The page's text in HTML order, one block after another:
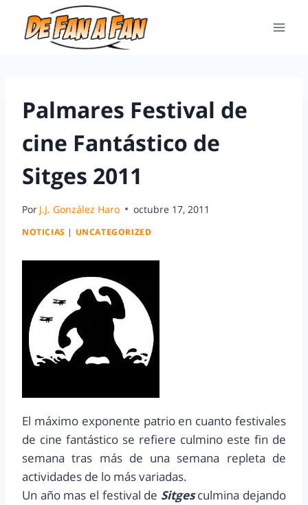
Palmares Festival de
cine Fantástico de
Sitges 2011
Por J.J. González Haro octubre 17, 2011
NOTICIAS | UNCATEGORIZED
El máximo exponente patrio en cuanto festivales
de cine fantástico se refiere culmino este fin de
semana tras más de una semana repleta de
actividades de lo más variadas.
Un año mas el festival de Sitgesculmina dejando